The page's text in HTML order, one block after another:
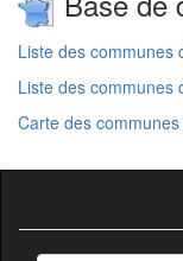
Liste des communes
Liste des communes
Carte des